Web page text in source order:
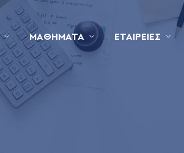
ΜΑΘΉΜΑΤΑ ΕΤΑΙΡΕΊΕΣ